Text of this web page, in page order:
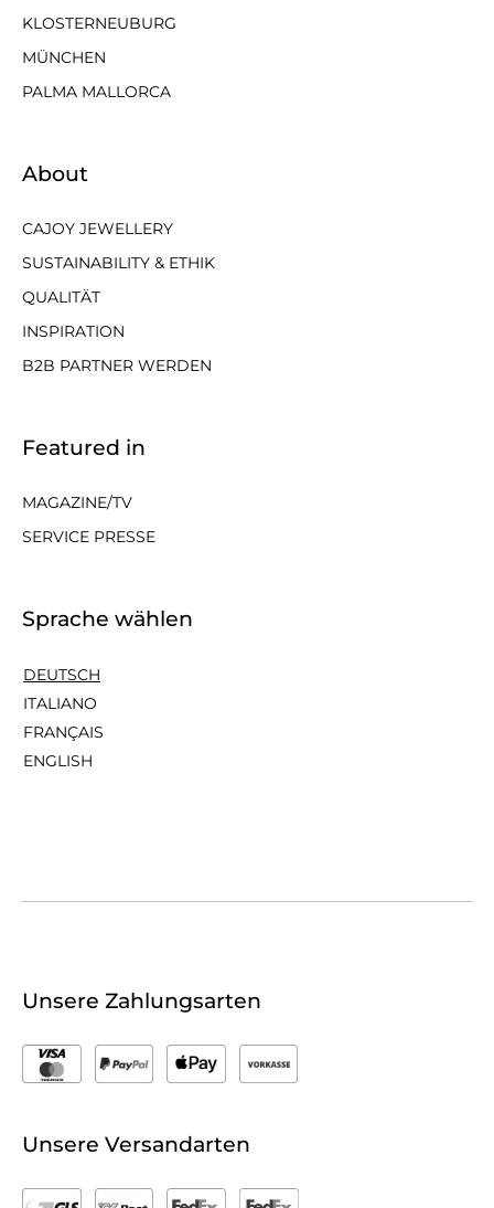
KLOSTERNEUBURG
MÜNCHEN
PALMA MALLORCA
About
CAJOY JEWELLERY
SUSTAINABILITY & ETHIK
QUALITÄT
INSPIRATION
B2B PARTNER WERDEN
Featured in
MAGAZINE/TV
SERVICE PRESSE
Sprache wählen
DEUTSCH
ITALIANO
FRANÇAIS
ENGLISH
Unsere Zahlungsarten
Unsere Versandarten